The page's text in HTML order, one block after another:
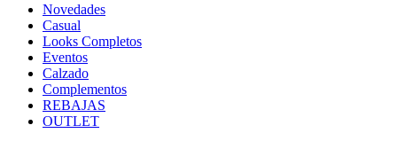
Novedades
Casual
Looks Completos
Eventos
Calzado
Complementos
REBAJAS
OUTLET